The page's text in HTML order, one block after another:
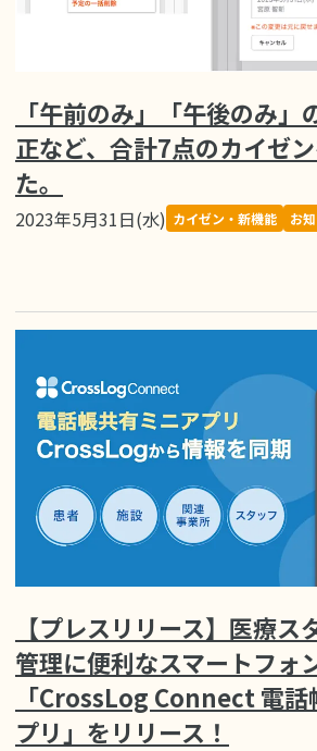
「午前のみ」「午後のみ
正など、合計7点のカイゼ
た。
2023年5月31日(水) カイゼン・新機能 お
【プレスリリース】医療ス
管理に便利なスマートフォ
「CrossLog Connect 電話
プリ」をリリース！